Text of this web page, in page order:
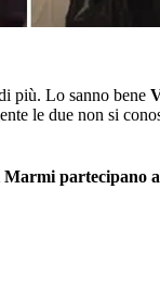
più. Lo sanno bene
le due non si
partecipano